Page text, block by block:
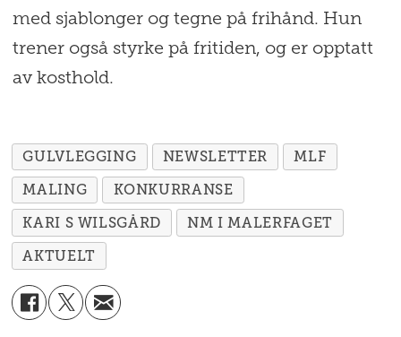
med sjablonger og tegne på frihånd. Hun
trener også styrke på fritiden, og er opptatt
av kosthold.
GULVLEGGING NEWSLETTER
MLF
MALING
KONKURRANSE
KARI S WILSGÅRD
NM I MALERFAGET
AKTUELT